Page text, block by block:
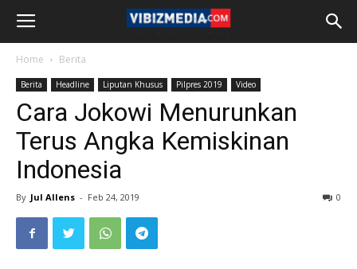
Home Berita
Berita Headline Liputan Khusus Pilpres 2019 Video
Cara Jokowi Menurunkan
Terus Angka Kemiskinan
Indonesia
By Jul Allens - Feb 24, 2019 0